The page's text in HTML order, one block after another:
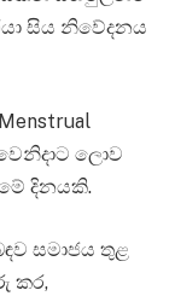
සිය නිවේදනය
වෙනිදාට ලොව
දිනයකි.
සමාජය තුළ
කර,